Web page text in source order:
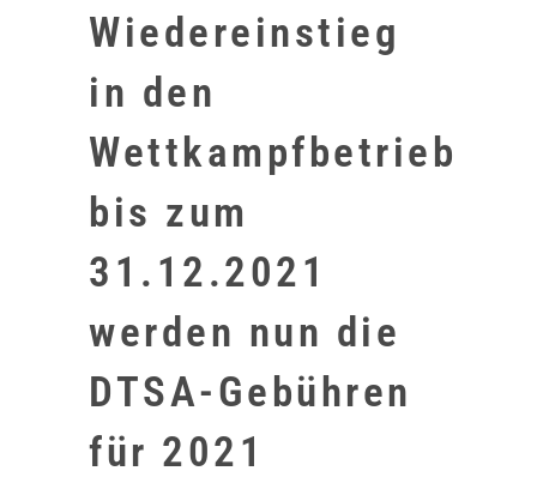
Wiedereinstieg
in den
Wettkampfbetrieb
bis zum
31.12.2021
werden nun die
DTSA-Gebühren
für 2021